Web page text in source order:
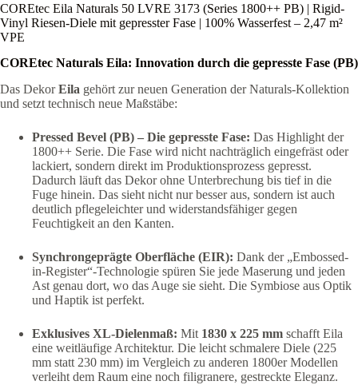
COREtec Eila Naturals 50 LVRE 3173 (Series 1800++ PB) | Rigid-
Vinyl Riesen-Diele mit gepresster Fase | 100% Wasserfest – 2,47 m²
VPE
COREtec Naturals Eila: Innovation durch die gepresste Fase (PB)
Das DekorEila gehört zur neuen Generation der Naturals-Kollektion
und setzt technisch neue Maßstäbe:
Pressed Bevel (PB) – Die gepresste Fase: Das Highlight der
1800++ Serie. Die Fase wird nicht nachträglich eingefräst oder
lackiert, sondern direkt im Produktionsprozess gepresst.
Dadurch läuft das Dekor ohne Unterbrechung bis tief in die
Fuge hinein. Das sieht nicht nur besser aus, sondern ist auch
deutlich pflegeleichter und widerstandsfähiger gegen
Feuchtigkeit an den Kanten.
Synchrongeprägte Oberfläche (EIR): Dank der „Embossed-
in-Register“-Technologie spüren Sie jede Maserung und jeden
Ast genau dort, wo das Auge sie sieht. Die Symbiose aus Optik
und Haptik ist perfekt.
Exklusives XL-Dielenmaß: Mit 1830 x 225 mm schafft Eila
eine weitläufige Architektur. Die leicht schmalere Diele (225
mm statt 230 mm) im Vergleich zu anderen 1800er Modellen
verleiht dem Raum eine noch filigranere, gestreckte Eleganz.